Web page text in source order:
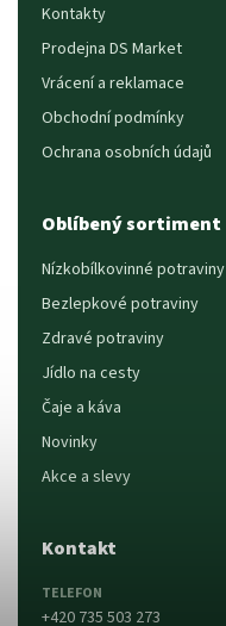
Kontakty
Prodejna DS Market
Vrácení a reklamace
Obchodní podmínky
Ochrana osobních údajů
Oblíbený sortiment
Nízkobílkovinné potraviny
Bezlepkové potraviny
Zdravé potraviny
Jídlo na cesty
Čaje a káva
Novinky
Akce a slevy
Kontakt
TELEFON
+420 735 503 273